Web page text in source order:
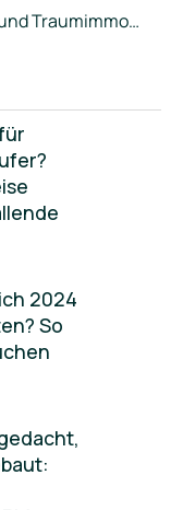
Jetzt ein Suchprofil anlegen und Traumimmobilie direkt ins Postfach erhalten
2024
So